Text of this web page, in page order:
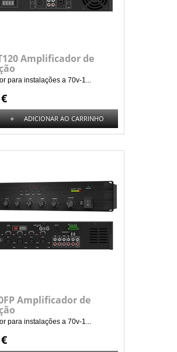
Amplificador de
para instalações a 70v-1...
+ ADICIONAR AO CARRINHO
Amplificador de
para instalações a 70v-1...